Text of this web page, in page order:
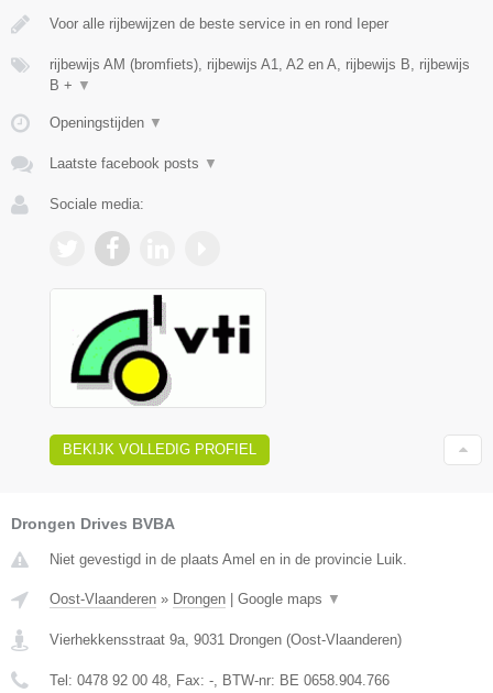
Voor alle rijbewijzen de beste service in en rond Ieper
rijbewijs AM (bromfiets), rijbewijs A1, A2 en A, rijbewijs B, rijbewijs
B + ▼
Openingstijden ▼
Laatste facebook posts ▼
Sociale media:
BEKIJK VOLLEDIG PROFIEL
Drongen Drives BVBA
Niet gevestigd in de plaats Amel en in de provincie Luik.
Oost-Vlaanderen » Drongen Google maps ▼
Vierhekkensstraat 9a, 9031 Drongen (Oost-Vlaanderen)
Tel: 0478 92 00 48, Fax: -, BTW-nr: BE 0658.904.766